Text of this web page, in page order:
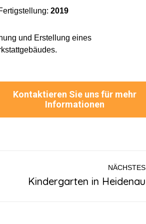
2019
und Erstellung eines
Kontaktieren Sie uns für mehr
Informationen
NÄCHSTES
Kindergarten in Heidenau